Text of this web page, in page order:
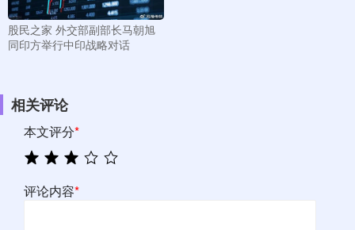
股民之家 外交部副部长马朝旭
同印方举行中印战略对话
相关评论
本文评分*
评论内容*